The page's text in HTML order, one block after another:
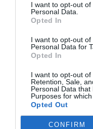
I want to opt-out
Personal Data.
Opted In
I want to opt-out
Personal Data for
Opted In
I want to opt-out of
Retention, Sale,
Personal Data
Purposes for
Opted Out
CONFIRM